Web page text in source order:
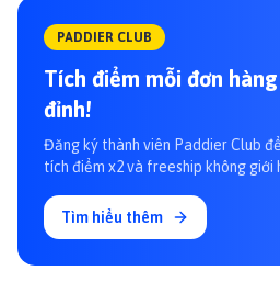
#thucanuotchomeo #patecatchy
#patelon
PADDIER CLUB
Tích điểm mỗi đơn
đỉnh!
Đăng ký thành viên Paddier Club
tích điểm x2 và freeship không giới
Tìm hiểu thêm